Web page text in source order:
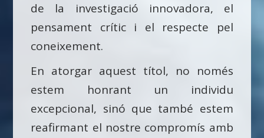
de la investigació innovadora, el
pensament crític i el respecte pel
coneixement.
En atorgar aquest títol, no només
estem honrant un individu
excepcional, sinó que també estem
reafirmant el nostre compromís amb